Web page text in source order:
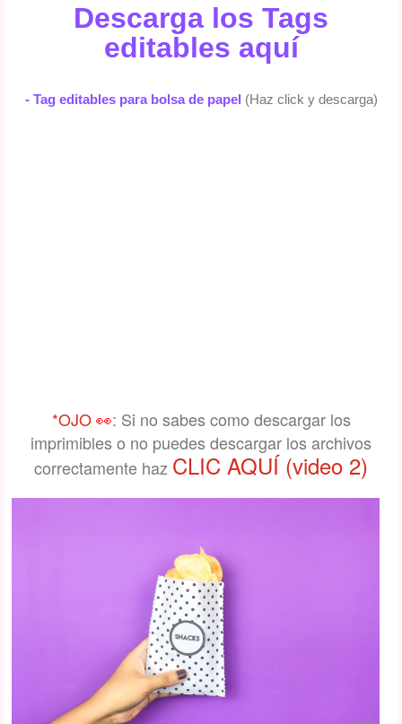
Descarga los Tags
editables aquí
- Tag editables para bolsa de papel (Haz click y descarga)
*OJO👀: Si no sabes como descargar los
imprimibles o no puedes descargar los archivos
correctamente haz CLIC AQUÍ (video 2)